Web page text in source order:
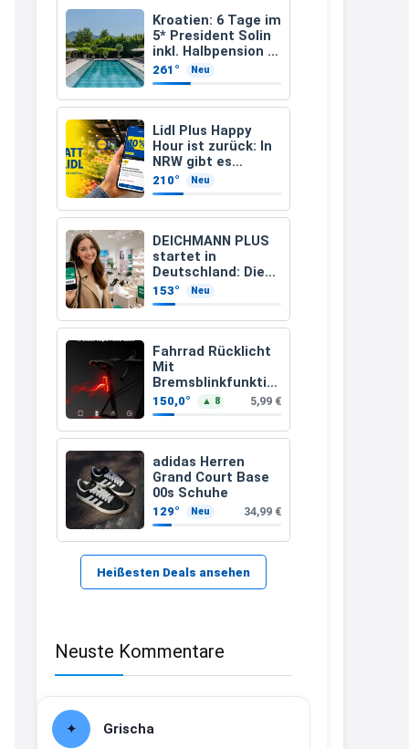
Kroatien: 6 Tage im
5* President Solin
inkl. Halbpension &
Flug ab 458 € pro
Person
261° Neu
Lidl Plus Happy
Hour ist zurück: In
NRW gibt es
dienstags 10
Prozent Rabatt
210° Neu
DEICHMANN PLUS
startet in
Deutschland: Diese
Vorteile bekommt
Ihr jetzt beim
Schuhkauf
153° Neu
Fahrrad Rücklicht
Mit
Bremsblinkfunktio
n (StVZO
zugelassenen)
150,0° ▲ 8 5,99 €
adidas Herren
Grand Court Base
00s Schuhe
129° Neu 34,99 €
Heißesten Deals ansehen
Neuste Kommentare
Grischa
müsste schon stornieren und
nochmal bestellen, da man
Rabattcodes oder auch
Geschenkgutscheine im
Warenkorb oder an der Kasse
VOR dem Kauf einlösen kann.
17:06
↩
Och siche den Gutschein
fürmeggelebaguetts
Kerstin
Meggle bagett Gutschein code
21:37
↩
Kerstin
Bei EDEKA
↩
29.07www.haribo.com/de-
↩